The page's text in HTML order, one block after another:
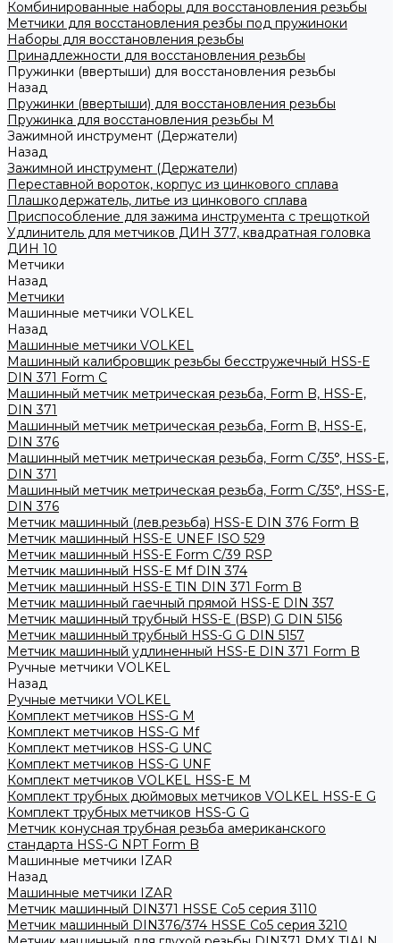
Комбинированные наборы для восстановления резьбы
Метчики для восстановления резбы под пружиноки
Наборы для восстановления резьбы
Принадлежности для восстановления резьбы
Пружинки (ввертыши) для восстановления резьбы
Назад
Пружинки (ввертыши) для восстановления резьбы
Пружинка для восстановления резьбы M
Зажимной инструмент (Держатели)
Назад
Зажимной инструмент (Держатели)
Переставной вороток, корпус из цинкового сплава
Плашкодержатель, литье из цинкового сплава
Приспособление для зажима инструмента с трещоткой
Удлинитель для метчиков ДИН 377, квадратная головка
ДИН 10
Метчики
Назад
Метчики
Машинные метчики VOLKEL
Назад
Машинные метчики VOLKEL
Машинный калибровщик резьбы бесстружечный HSS-Е
DIN 371 Form C
Машинный метчик метрическая резьба, Form B, HSS-E,
DIN 371
Машинный метчик метрическая резьба, Form B, HSS-E,
DIN 376
Машинный метчик метрическая резьба, Form С/35°, HSS-E,
DIN 371
Машинный метчик метрическая резьба, Form С/35°, HSS-E,
DIN 376
Метчик машинный (лев.резьба) HSS-Е DIN 376 Form B
Метчик машинный HSS-E UNEF ISO 529
Метчик машинный HSS-Е Form C/39 RSP
Метчик машинный HSS-Е Mf DIN 374
Метчик машинный HSS-Е TIN DIN 371 Form B
Метчик машинный гаечный прямой HSS-Е DIN 357
Метчик машинный трубный HSS-E (BSP) G DIN 5156
Метчик машинный трубный HSS-G G DIN 5157
Метчик машинный удлиненный HSS-Е DIN 371 Form B
Ручные метчики VOLKEL
Назад
Ручные метчики VOLKEL
Комплект метчиков HSS-G M
Комплект метчиков HSS-G Mf
Комплект метчиков HSS-G UNC
Комплект метчиков HSS-G UNF
Комплект метчиков VOLKEL HSS-E M
Комплект трубных дюймовых метчиков VOLKEL HSS-E G
Комплект трубных метчиков HSS-G G
Метчик конусная трубная резьба американского
стандарта HSS-G NPT Form B
Машинные метчики IZAR
Назад
Машинные метчики IZAR
Метчик машинный DIN371 HSSE Co5 серия 3110
Метчик машинный DIN376/374 HSSE Co5 серия 3210